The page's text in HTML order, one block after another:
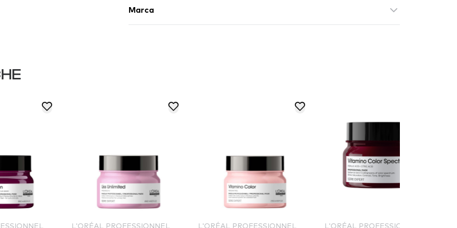
Marca
L'ORÉAL PROFESSIONNEL
L'ORÉAL PROFESSIONNEL
SCHWARZKOPF GLISS